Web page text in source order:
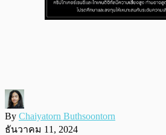
By Chaiyatorn Buthsoontorn
ธันวาคม 11, 2024